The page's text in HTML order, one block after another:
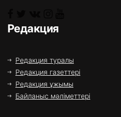
Редакция
Редакция туралы
Редакция газеттері
Редакция ұжымы
Байланыс мәліметтері